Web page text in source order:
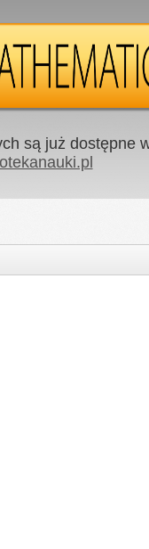
są już dostępne